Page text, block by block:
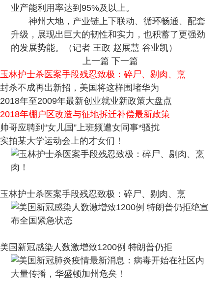
业产能利用率达到95%及以上。
神州大地，产业链上下联动、循环畅通、配套
升级，展现出巨大的韧性和实力，也积蓄了更强劲
的发展势能。（记者 王政 赵展慧 谷业凯）
上一篇 下一篇
玉林护士杀医案手段残忍致极：碎尸、剔肉、烹
封杀不成再出新招，美国将这样围堵华为
2018年至2009年最新创业就业新政策大盘点
2018年棚户区改造与征地拆迁补偿最新政策
帅哥应聘到“女儿国”上班频遭女同事*骚扰
实拍某大学运动会上的才女们！
玉林护士杀医案手段残忍致极：碎尸、剔肉、烹
美国新冠感染人数激增致1200例 特朗普仍拒